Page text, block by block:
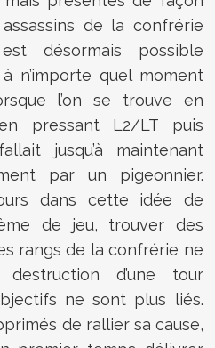
de la confrérie
désormais possible
n’importe quel moment
l’on se trouve en
pressant L2/LT puis
jusqu’à maintenant
par un pigeonnier.
dans cette idée de
de jeu, trouver des
rangs de la confrérie ne
d’une tour
ne sont plus liés.
de rallier sa cause,